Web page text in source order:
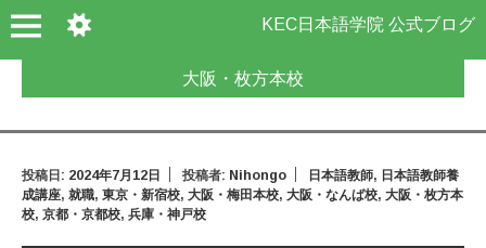
KEC日本語学院 公式ブログ
大阪・枚方本校
投稿日: 2024年7月12日 投稿者: Nihongo 日本語教師, 日本語教師養
成講座, 就職, 東京・新宿校, 大阪・梅田本校, 大阪・なんば校, 大阪・枚方本
校, 京都・京都校, 兵庫・神戸校